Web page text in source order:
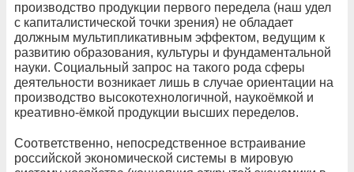
производство продукции первого передела (наш удел
с капиталистической точки зрения) не обладает
должным мультипликативным эффектом, ведущим к
развитию образования, культуры и фундаментальной
науки. Социальный запрос на такого рода сферы
деятельности возникает лишь в случае ориентации на
производство высокотехнологичной, наукоёмкой и
креативно-ёмкой продукции высших переделов.
Соответственно, непосредственное встраивание
российской экономической системы в мировую